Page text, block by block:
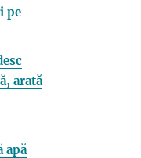
pe
arată
apă